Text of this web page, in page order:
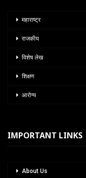
महाराष्ट्र
राजकीय
विशेष लेख
शिक्षण
आरोग्य
IMPORTANT LINKS
About Us